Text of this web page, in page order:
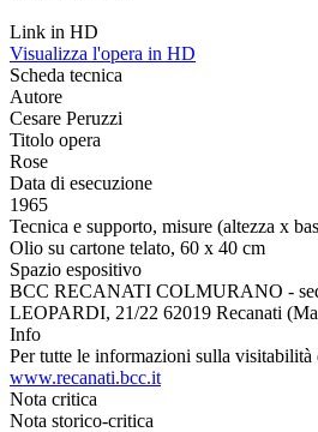
Link in HD
Visualizza l'opera in HD
Scheda tecnica
Autore
Cesare Peruzzi
Titolo opera
Rose
Data di esecuzione
1965
Tecnica e supporto, misure (altezza x
Olio su cartone telato, 60 x 40 cm
Spazio espositivo
BCC RECANATI COLMURANO -
LEOPARDI, 21/22 62019 Recanati
Info
Per tutte le informazioni sulla visitabilità
www.recanati.bcc.it
Nota critica
Nota storico-critica